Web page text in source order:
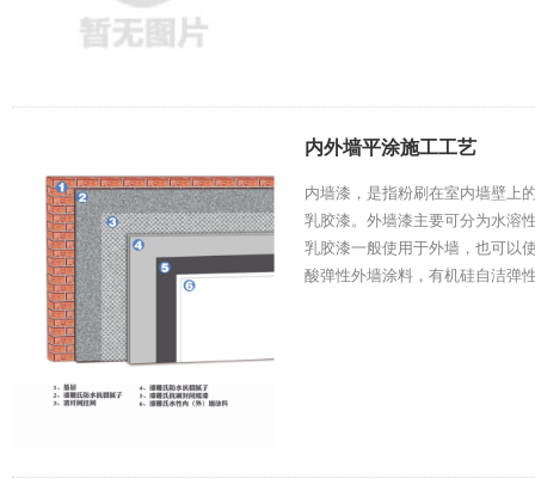
内外墙平涂施工工艺
内墙漆，是指粉刷在室内墙壁上
乳胶漆。外墙漆主要可分为水溶
乳胶漆一般使用于外墙，也可以
酸弹性外墙涂料，有机硅自洁弹